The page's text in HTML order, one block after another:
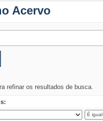
Acervo
refinar os resultados de busca.